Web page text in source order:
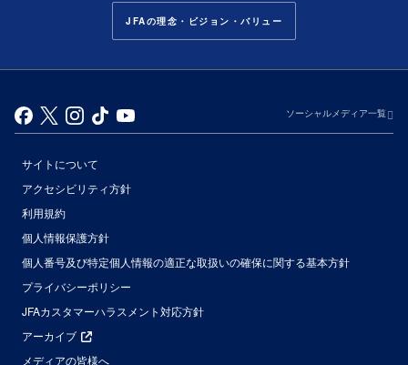
JFAの理念・ビジョン・バリュー
ソーシャルメディア一覧
サイトについて
アクセシビリティ方針
利用規約
個人情報保護方針
個人番号及び特定個人情報の適正な取扱いの確保に関する基本方針
プライバシーポリシー
JFAカスタマーハラスメント対応方針
アーカイブ
メディアの皆様へ